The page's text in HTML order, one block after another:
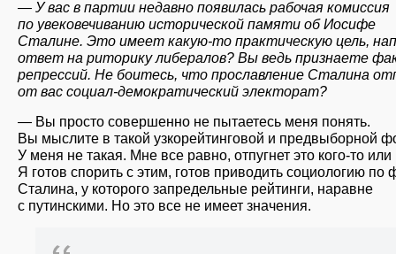
— У вас в партии недавно появилась рабочая комиссия
по увековечиванию исторической памяти об Иосифе
Сталине. Это имеет какую-то практическую цель,
ответ на риторику либералов? Вы ведь признаете
репрессий. Не боитесь, что прославление Сталина
от вас социал-демократический электорат?
— Вы просто совершенно не пытаетесь меня понять.
Вы мыслите в такой узкорейтинговой и предвыборной
У меня не такая. Мне все равно, отпугнет это кого-то или
Я готов спорить с этим, готов приводить социологию по
Сталина, у которого запредельные рейтинги, наравне
с путинскими. Но это все не имеет значения.